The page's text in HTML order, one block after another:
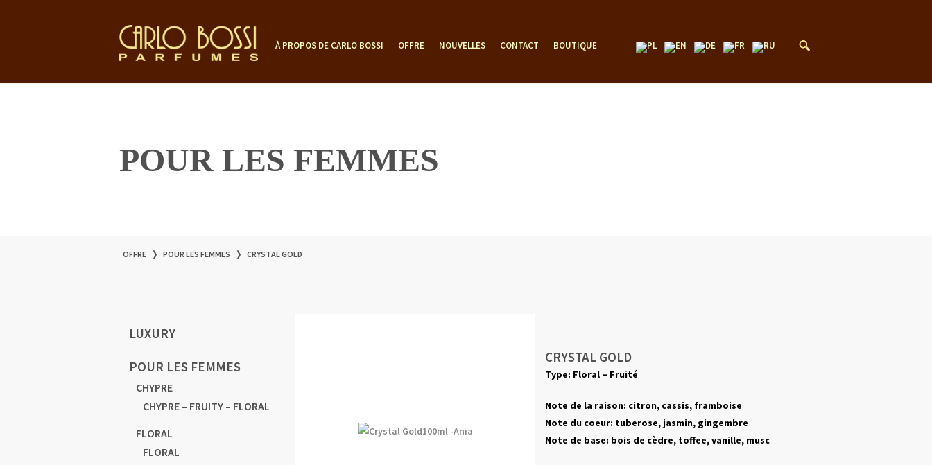
À PROPOS DE CARLO BOSSI OFFRE NOUVELLES CONTACT BOUTIQUE
POUR LES FEMMES
OFFRE ❭ POUR LES FEMMES ❭ CRYSTAL GOLD
LUXURY
POUR LES FEMMES
CHYPRE
CHYPRE – FRUITY – FLORAL
FLORAL
FLORAL
CRYSTAL GOLD
Type: Floral – Fruité
Note de la raison: citron, cassis, framboise
Note du coeur: tuberose, jasmin, gingembre
Note de base: bois de cèdre, toffee, vanille, musc